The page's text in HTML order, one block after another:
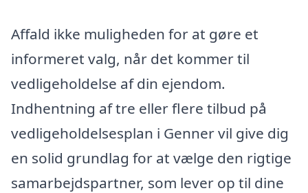
Affald ikke muligheden for at gøre et
informeret valg, når det kommer til
vedligeholdelse af din ejendom.
Indhentning af tre eller flere tilbud på
vedligeholdelsesplan i Genner vil give dig
en solid grundlag for at vælge den rigtige
samarbejdspartner, som lever op til dine